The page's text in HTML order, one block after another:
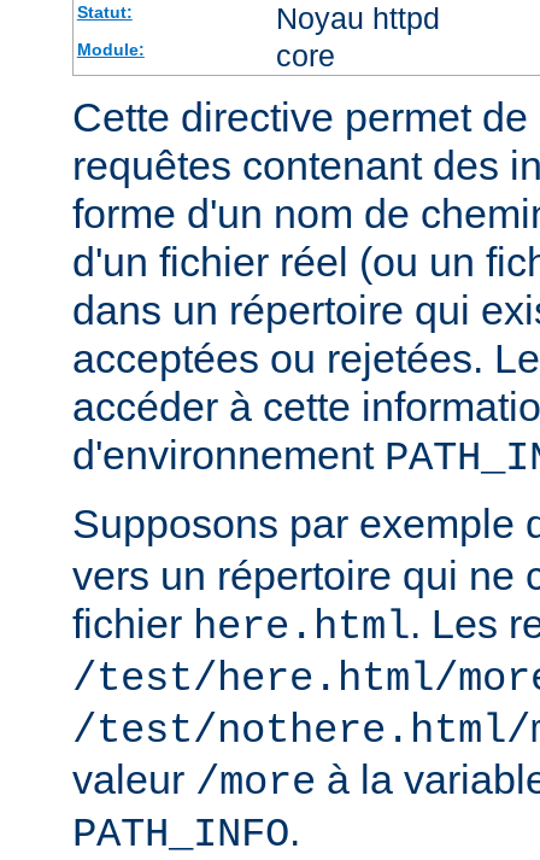
Statut: Noyau httpd
Module: core
Cette directive permet
requêtes contenant des
forme d'un nom de
d'un fichier réel (ou un
dans un répertoire qui
acceptées ou rejetées.
accéder à cette
d'environnement
Supposons par exemple
vers un répertoire qui ne
fichier here.html. Les
/test/here.html/
/test/nothere.html/
valeur /more à la
PATH_INFO.